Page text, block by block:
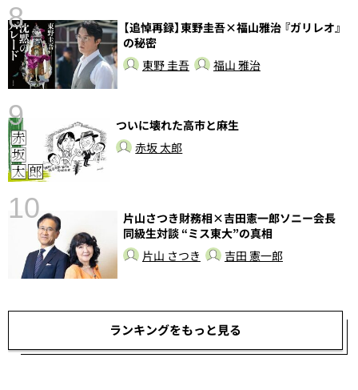
8
【追悼再録】東野圭吾×福山雅治 『ガリレオ』
の秘密
東野 圭吾
福山 雅治
9
ついに壊れた高市と麻生
赤坂 太郎
10
片山さつき財務相×吉田憲一郎ソニー会長
同級生対談 “ミス東大”の真相
片山 さつき
吉田 憲一郎
ランキングをもっと見る